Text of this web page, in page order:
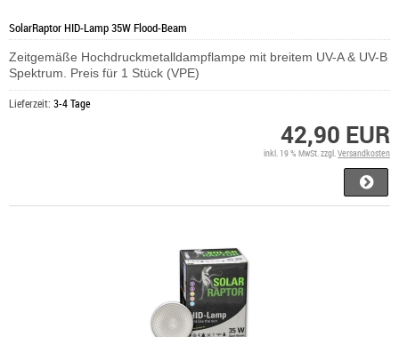
SolarRaptor HID-Lamp 35W Flood-Beam
Zeitgemäße Hochdruckmetalldampflampe mit breitem UV-A & UV-B
Spektrum. Preis für 1 Stück (VPE)
Lieferzeit: 3-4 Tage
42,90 EUR
inkl. 19 % MwSt. zzgl.Versandkosten